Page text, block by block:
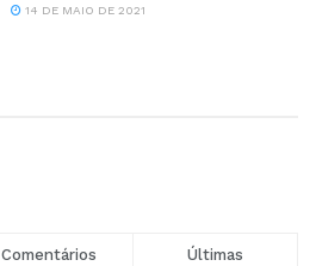
14 DE MAIO DE 2021
Comentários Últimas